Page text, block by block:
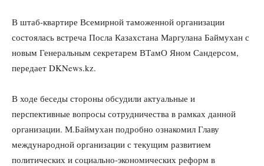
В штаб-квартире Всемирной таможенной организации
состоялась встреча Посла Казахстана Маргулана Баймухан с
новым Генеральным секретарем ВТамО Яном Сандерсом,
передает DKNews.kz.
В ходе беседы стороны обсудили актуальные и
перспективные вопросы сотрудничества в рамках данной
организации. М.Баймухан подробно ознакомил Главу
международной организации с текущим развитием
политических и социально-экономических реформ в